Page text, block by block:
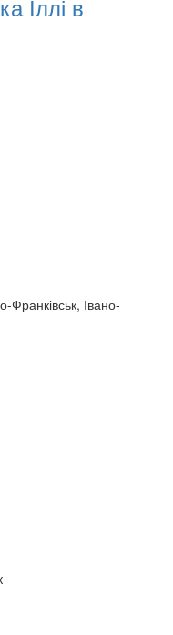
Іллі в
Франківськ, Івано-